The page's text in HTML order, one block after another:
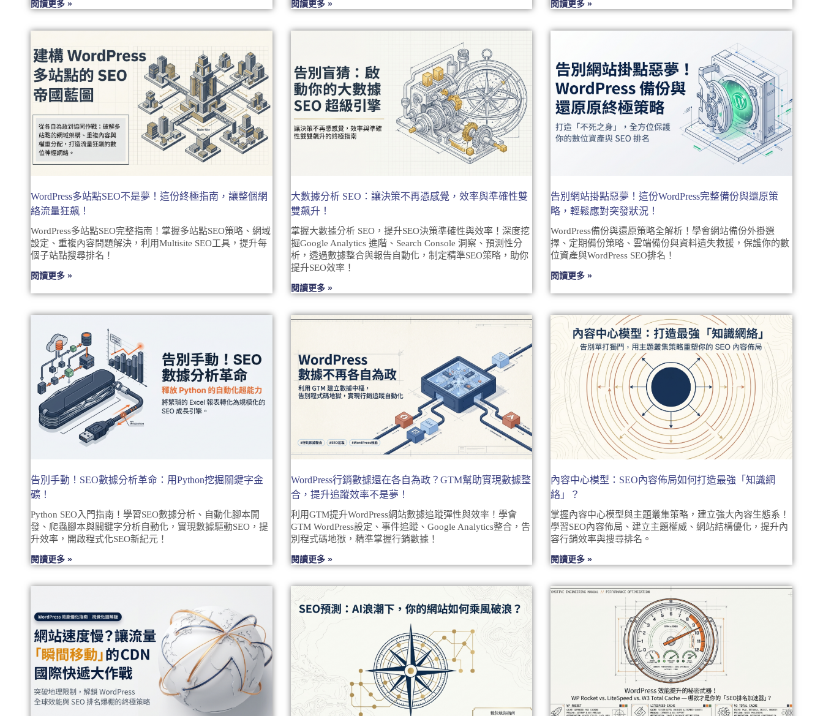
閱讀更多 » 閱讀更多 » 閱讀更多 »
WordPress多站點SEO不是夢！這份終極指南，讓整個網
絡流量狂飆！
WordPress多站點SEO完整指南！掌握多站點SEO策略、網域
設定、重複內容問題解決，利用Multisite SEO工具，提升每
個子站點搜尋排名！
閱讀更多 »
大數據分析 SEO：讓決策不再憑感覺，效率與準確性雙
雙飆升！
掌握大數據分析 SEO，提升SEO決策準確性與效率！深度挖
掘Google Analytics 進階、Search Console 洞察、預測性分
析，透過數據整合與報告自動化，制定精準SEO策略，助你
提升SEO效率！
閱讀更多 »
告別網站掛點惡夢！這份WordPress完整備份與還原策
略，輕鬆應對突發狀況！
WordPress備份與還原策略全解析！學會網站備份外掛選
擇、定期備份策略、雲端備份與資料遺失救援，保護你的數
位資產與WordPress SEO排名！
閱讀更多 »
告別手動！SEO數據分析革命：用Python挖掘關鍵字金
礦！
Python SEO入門指南！學習SEO數據分析、自動化腳本開
發、爬蟲腳本與關鍵字分析自動化，實現數據驅動SEO，提
升效率，開啟程式化SEO新紀元！
閱讀更多 »
WordPress行銷數據還在各自為政？GTM幫助實現數據整
合，提升追蹤效率不是夢！
利用GTM提升WordPress網站數據追蹤彈性與效率！學會
GTM WordPress設定、事件追蹤、Google Analytics整合，告
別程式碼地獄，精準掌握行銷數據！
閱讀更多 »
內容中心模型：SEO內容佈局如何打造最強「知識網
絡」？
掌握內容中心模型與主題叢集策略，建立強大內容生態系！
學習SEO內容佈局、建立主題權威、網站結構優化，提升內
容行銷效率與搜尋排名。
閱讀更多 »